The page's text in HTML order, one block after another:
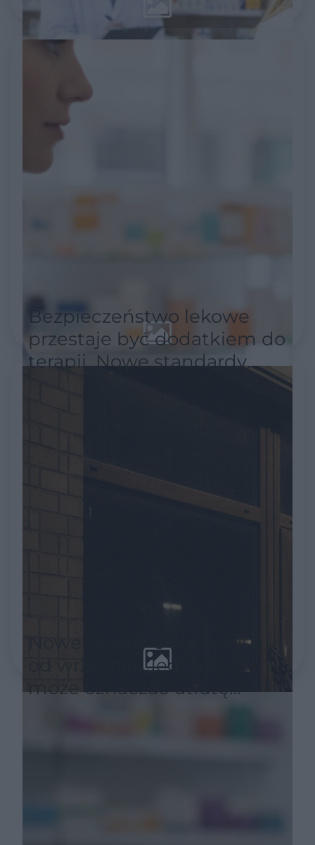
Bezpieczeństwo lekowe
przestaje być dodatkiem do
terapii. Nowe standardy
akredytacyjne stawiają je w
Nowe zasady e-recept już
od września. Jeden błąd
może oznaczać utratę